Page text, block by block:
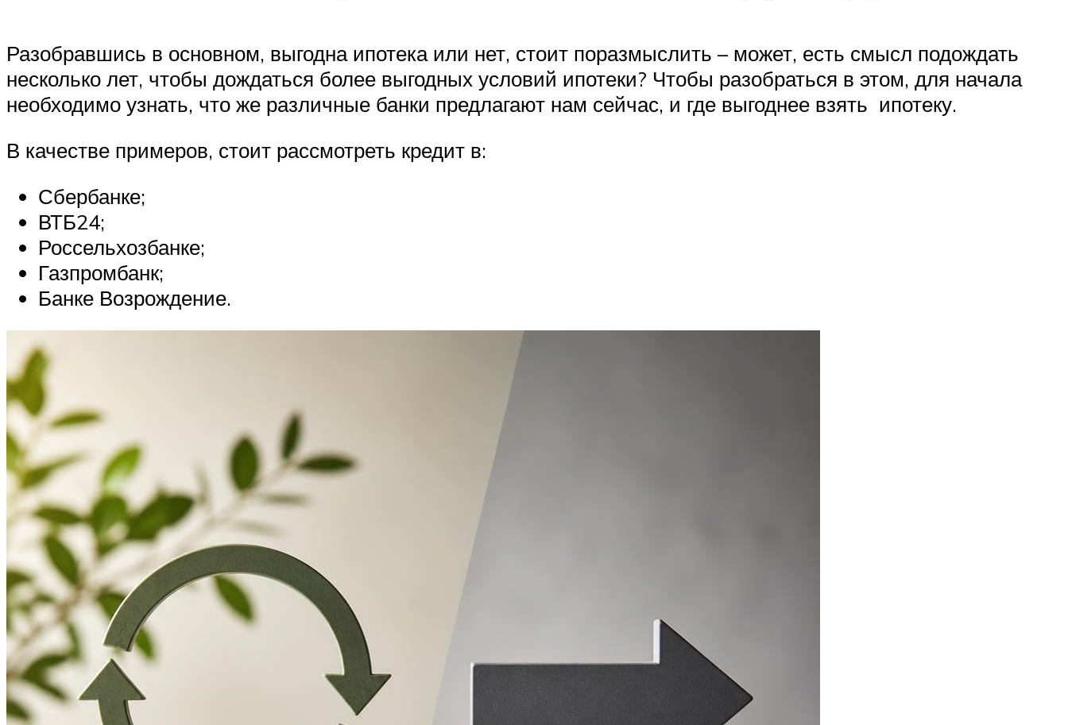
Разобравшись в основном, выгодна ипотека или нет, стоит поразмыслить – может, есть смысл подождать
несколько лет, чтобы дождаться более выгодных условий ипотеки? Чтобы разобраться в этом, для начала
необходимо узнать, что же различные банки предлагают нам сейчас, и где выгоднее взять ипотеку.
В качестве примеров, стоит рассмотреть кредит в:
Сбербанке;
ВТБ24;
Россельхозбанке;
Газпромбанк;
Банке Возрождение.